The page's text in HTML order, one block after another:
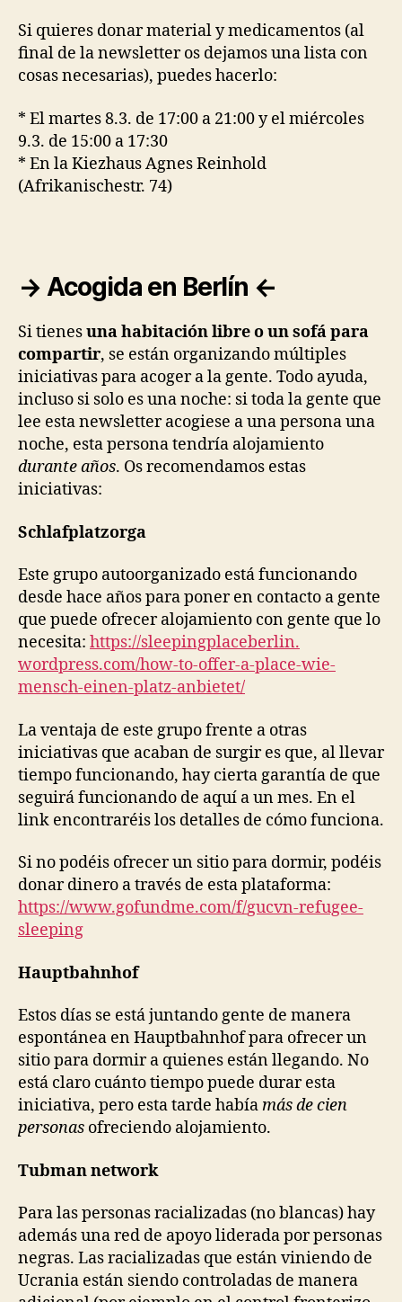
Si quieres donar material y medicamentos (al
final de la newsletter os dejamos una lista con
cosas necesarias), puedes hacerlo:
* El martes 8.3. de 17:00 a 21:00 y el miércoles
9.3. de 15:00 a 17:30
* En la Kiezhaus Agnes Reinhold
(Afrikanischestr. 74)
→ Acogida en Berlín ←
Si tienesuna habitación libre o un sofá para
compartir, se están organizando múltiples
iniciativas para acoger a la gente. Todo ayuda,
incluso si solo es una noche: si toda la gente que
lee esta newsletter acogiese a una persona una
noche, esta persona tendría alojamiento
durante años. Os recomendamos estas
iniciativas:
Schlafplatzorga
Este grupo autoorganizado está funcionando
desde hace años para poner en contacto a gente
que puede ofrecer alojamiento con gente que lo
necesita: https://sleepingplaceberlin.
wordpress.com/how-to-offer-a-place-wie-
mensch-einen-platz-anbietet/
La ventaja de este grupo frente a otras
iniciativas que acaban de surgir es que, al llevar
tiempo funcionando, hay cierta garantía de que
seguirá funcionando de aquí a un mes. En el
link encontraréis los detalles de cómo funciona.
Si no podéis ofrecer un sitio para dormir, podéis
donar dinero a través de esta plataforma:
https://www.gofundme.com/f/gucvn-refugee-
sleeping
Hauptbahnhof
Estos días se está juntando gente de manera
espontánea en Hauptbahnhof para ofrecer un
sitio para dormir a quienes están llegando. No
está claro cuánto tiempo puede durar esta
iniciativa, pero esta tarde habíamás de cien
personas ofreciendo alojamiento.
Tubman network
Para las personas racializadas (no blancas) hay
además una red de apoyo liderada por personas
negras. Las racializadas que están viniendo de
Ucrania están siendo controladas de manera